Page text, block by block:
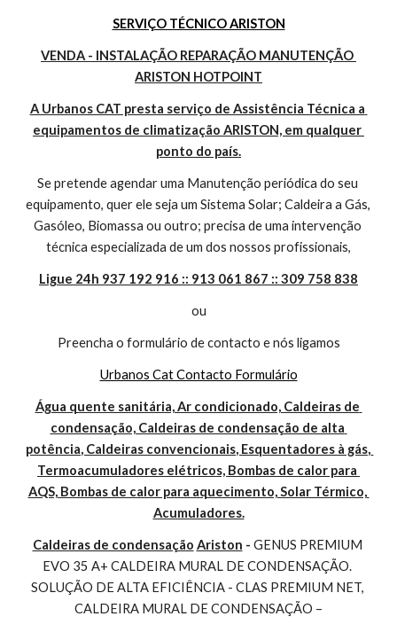
SERVIÇO TÉCNICO ARISTON
VENDA - INSTALAÇÃO REPARAÇÃO MANUTENÇÃO
ARISTON HOTPOINT
A Urbanos CAT presta serviço de Assistência Técnica a
equipamentos de climatização ARISTON, em qualquer
ponto do país.
Se pretende agendar uma Manutenção periódica do seu
equipamento, quer ele seja um Sistema Solar; Caldeira a Gás,
Gasóleo, Biomassa ou outro; precisa de uma intervenção
técnica especializada de um dos nossos profissionais,
Ligue 24h 937 192 916 :: 913 061 867 :: 309 758 838
ou
Preencha o formulário de contacto e nós ligamos
Urbanos Cat Contacto Formulário
Água quente sanitária, Ar condicionado, Caldeiras de
condensação, Caldeiras de condensação de alta
potência, Caldeiras convencionais, Esquentadores à gás,
Termoacumuladores elétricos, Bombas de calor para
AQS, Bombas de calor para aquecimento, Solar Térmico,
Acumuladores.
Caldeiras de condensação Ariston - GENUS PREMIUM
EVO 35 A+ CALDEIRA MURAL DE CONDENSAÇÃO.
SOLUÇÃO DE ALTA EFICIÊNCIA - CLAS PREMIUM NET,
CALDEIRA MURAL DE CONDENSAÇÃO –